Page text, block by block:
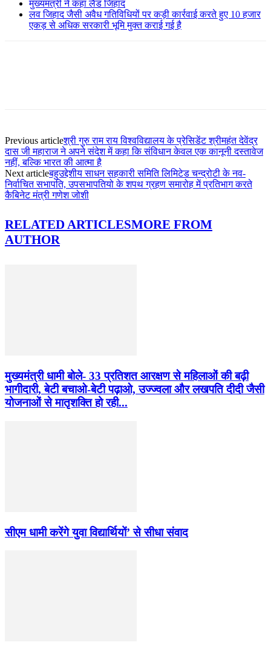
मुख्यमंत्री ने कहा लैंड जिहाद
लव जिहाद जैसी अवैध गतिविधियों पर कड़ी कार्रवाई करते हुए 10 हजार
एकड़ से अधिक सरकारी भूमि मुक्त कराई गई है
Previous articleश्री गुरु राम राय विश्वविद्यालय के प्रेसिडेंट श्रीमहंत देवेंद्र
दास जी महाराज ने अपने संदेश में कहा कि संविधान केवल एक कानूनी दस्तावेज
नहीं, बल्कि भारत की आत्मा है
Next articleबहुउद्देशीय साधन सहकारी समिति लिमिटेड चन्द्रोटी के नव-
निर्वाचित सभापति, उपसभापतियो के शपथ ग्रहण समारोह में प्रतिभाग करते
कैबिनेट मंत्री गणेश जोशी
RELATED ARTICLESMORE FROM
AUTHOR
मुख्यमंत्री धामी बोले- 33 प्रतिशत आरक्षण से महिलाओं की बढ़ी
भागीदारी, बेटी बचाओ-बेटी पढ़ाओ, उज्ज्वला और लखपति दीदी जैसी
योजनाओं से मातृशक्ति हो रही...
सीएम धामी करेंगे युवा विद्यार्थियों’ से सीधा संवाद